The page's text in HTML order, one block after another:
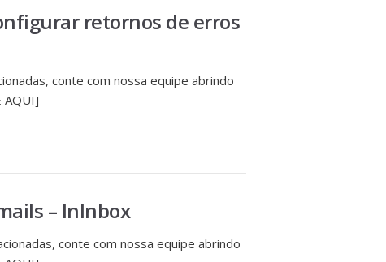
retornos de erros
conte com nossa equipe abrindo
AQUI]
– InInbox
conte com nossa equipe abrindo